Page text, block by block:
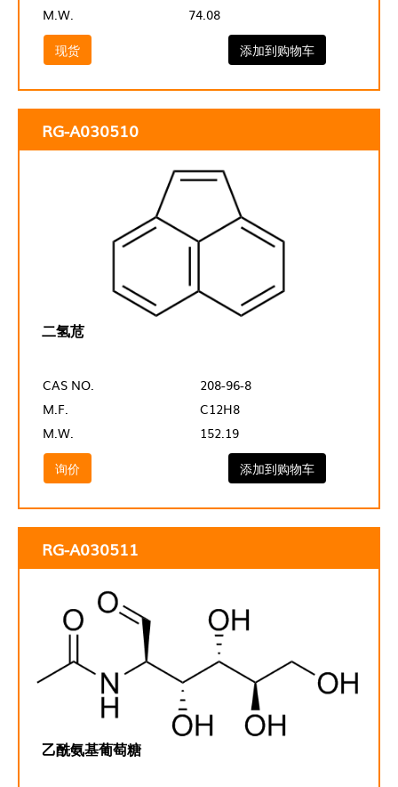
M.W.
74.08
现货
添加到购物车
RG-A030510
二氢苊
CAS NO.
208-96-8
M.F.
C12H8
M.W.
152.19
询价
添加到购物车
RG-A030511
乙酰氨基葡萄糖